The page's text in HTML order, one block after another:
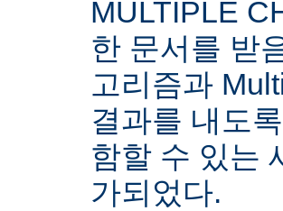
MULTIPLE
한 문서를 받
고리즘과
결과를 내도
함할 수 있는
가되었다.